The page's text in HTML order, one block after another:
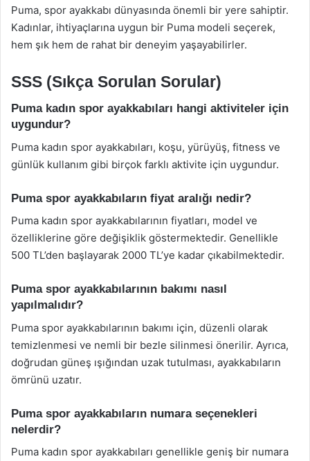
Puma, spor ayakkabı dünyasında önemli bir yere sahiptir.
Kadınlar, ihtiyaçlarına uygun bir Puma modeli seçerek,
hem şık hem de rahat bir deneyim yaşayabilirler.
SSS (Sıkça Sorulan Sorular)
Puma kadın spor ayakkabıları hangi aktiviteler için
uygundur?
Puma kadın spor ayakkabıları, koşu, yürüyüş, fitness ve
günlük kullanım gibi birçok farklı aktivite için uygundur.
Puma spor ayakkabıların fiyat aralığı nedir?
Puma kadın spor ayakkabılarının fiyatları, model ve
özelliklerine göre değişiklik göstermektedir. Genellikle
500 TL’den başlayarak 2000 TL’ye kadar çıkabilmektedir.
Puma spor ayakkabılarının bakımı nasıl
yapılmalıdır?
Puma spor ayakkabılarının bakımı için, düzenli olarak
temizlenmesi ve nemli bir bezle silinmesi önerilir. Ayrıca,
doğrudan güneş ışığından uzak tutulması, ayakkabıların
ömrünü uzatır.
Puma spor ayakkabıların numara seçenekleri
nelerdir?
Puma kadın spor ayakkabıları genellikle geniş bir numara